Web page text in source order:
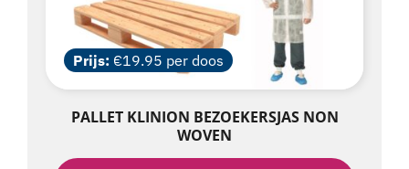
Prijs: €19.95 per doos
PALLET KLINION BEZOEKERSJAS NON
WOVEN